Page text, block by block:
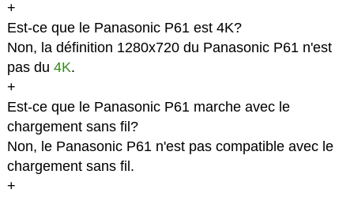
+
Est-ce que le Panasonic P61 est 4K?
Non, la définition 1280x720 du Panasonic P61 n'est
pas du 4K.
+
Est-ce que le Panasonic P61 marche avec le
chargement sans fil?
Non, le Panasonic P61 n'est pas compatible avec le
chargement sans fil.
+